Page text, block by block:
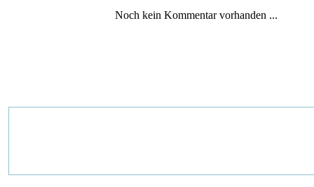
Noch kein Kommentar vorhanden ...